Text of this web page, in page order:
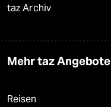
taz Archiv
Mehr taz Angebote
Reisen